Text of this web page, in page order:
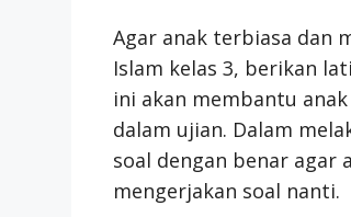
Agar anak terbiasa dan
Islam kelas 3, berikan
ini akan membantu
dalam ujian. Dalam
soal dengan benar agar
mengerjakan soal nanti.